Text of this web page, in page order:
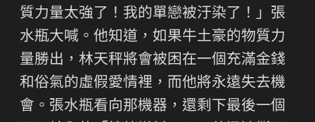
質力量太強了！我的單戀被汙染了！」張
水瓶大喊。他知道，如果牛土豪的物質力
量勝出，林天秤將會被困在一個充滿金錢
和俗氣的虛假愛情裡，而他將永遠失去機
會。張水瓶看向那機器，還剩下最後一個